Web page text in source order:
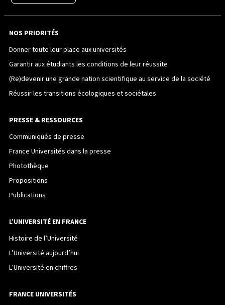
NOS PRIORITÉS
Donner toute leur place aux universités
Garantir aux étudiants les conditions de leur réussite
(Re)devenir une grande nation scientifique au service de la société
Réussir les transitions écologiques et sociétales
PRESSE & RESSOURCES
Communiqués de presse
France Universités dans la presse
Photothèque
Propositions
Publications
L’UNIVERSITÉ EN FRANCE
Histoire de l’Université
L’Université aujourd’hui
L’Université en chiffres
FRANCE UNIVERSITÉS